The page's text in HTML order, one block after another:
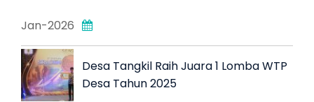
Jan-2026
Desa Tangkil Raih Juara 1 Lomba WTP
Desa Tahun 2025